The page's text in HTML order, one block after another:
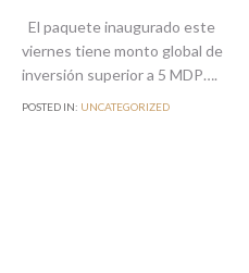
El paquete inaugurado este
viernes tiene monto global de
inversión superior a 5 MDP….
POSTED IN: UNCATEGORIZED